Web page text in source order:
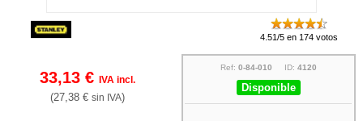
4.51/5 en 174 votos
33,13 € IVA incl.
(27,38 € sin IVA)
Ref: 0-84-010 ID: 4120
Disponible